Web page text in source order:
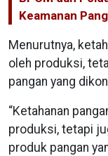
Keamanan
Menurutnya,
oleh produksi,
pangan yang
“Ketahanan
produksi, tetapi
produk pangan